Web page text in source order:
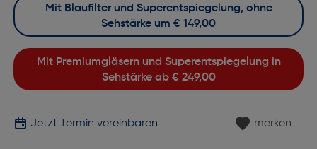
Mit Premiumgläsern und Superentspiegelung in
Sehstärke ab € 249,00
Mit Blaufilter und Superentspiegelung, ohne
Sehstärke um € 149,00
Jetzt Termin vereinbaren merken